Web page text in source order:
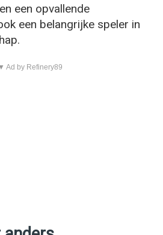
een opvallende
een belangrijke speler in
Ad by Refinery89